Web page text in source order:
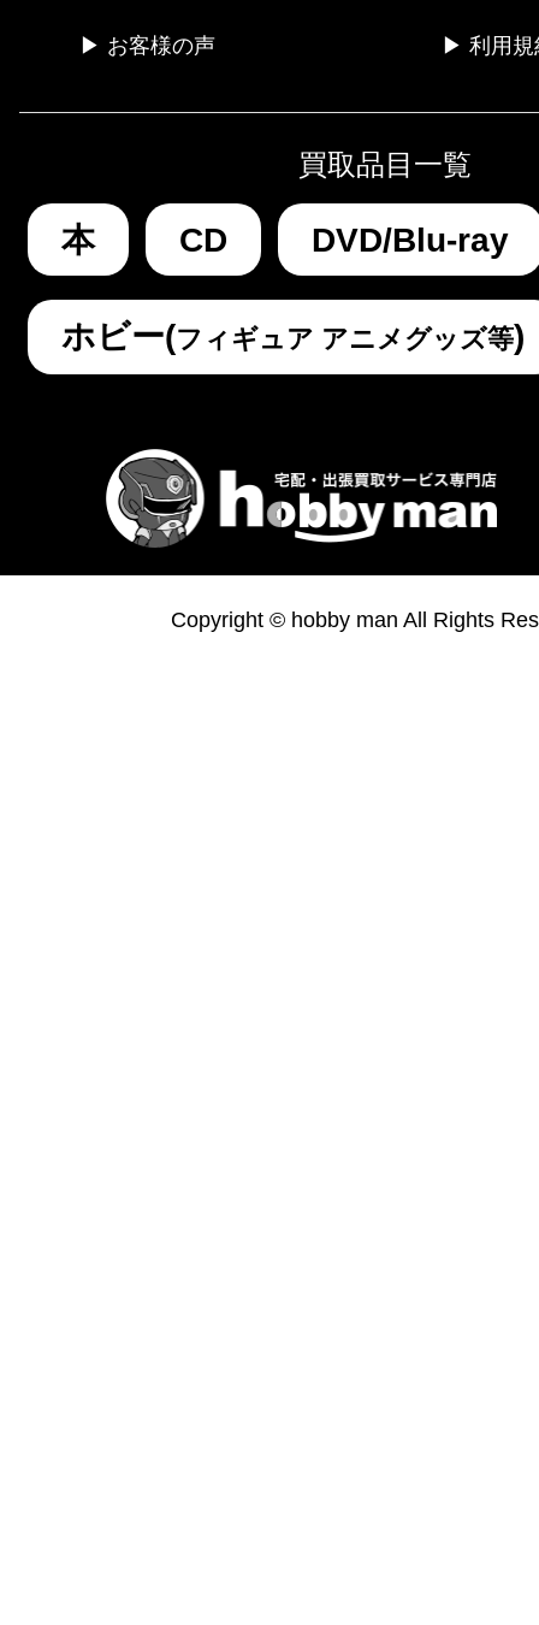
▶ お客様の声 ▶ 利用規
買取品目一覧
本 CD DVD/Blu-ray
ホビー(フィギュア アニメグッズ等)
Copyright © hobby man All Rights